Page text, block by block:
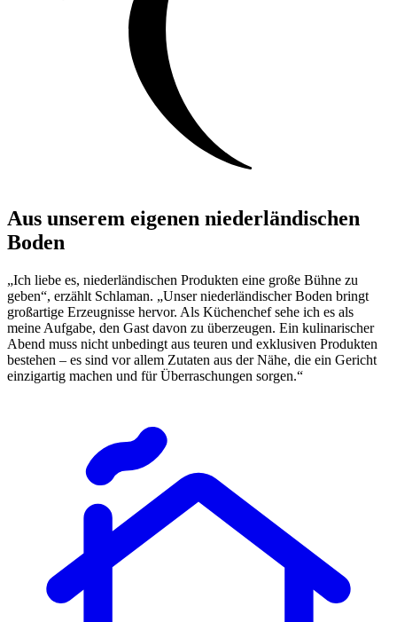
Aus unserem eigenen niederländischen
Boden
„Ich liebe es, niederländischen Produkten eine große Bühne zu
geben“, erzählt Schlaman. „Unser niederländischer Boden bringt
großartige Erzeugnisse hervor. Als Küchenchef sehe ich es als
meine Aufgabe, den Gast davon zu überzeugen. Ein kulinarischer
Abend muss nicht unbedingt aus teuren und exklusiven Produkten
bestehen – es sind vor allem Zutaten aus der Nähe, die ein Gericht
einzigartig machen und für Überraschungen sorgen.“